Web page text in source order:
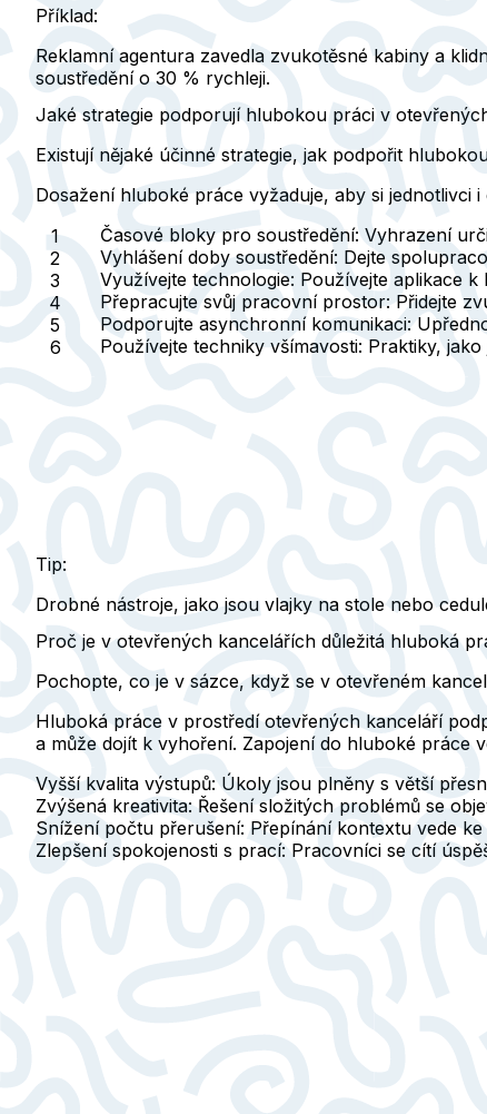
Příklad:
Reklamní agentura zavedla zvukotěsné kabiny a
soustředění o 30 % rychleji.
Jaké strategie podporují hlubokou práci v
Existují nějaké účinné strategie, jak podpořit
Dosažení hluboké práce vyžaduje, aby si jednotlivci
Časové bloky pro soustředění: Vyhrazení
Vyhlášení doby soustředění: Dejte
Využívejte technologie: Používejte aplikace
Přepracujte svůj pracovní prostor: Přidejte
Podporujte asynchronní komunikaci:
Používejte techniky všímavosti: Praktiky,
Tip:
Drobné nástroje, jako jsou vlajky na stole nebo
Proč je v otevřených kancelářích důležitá hluboká
Pochopte, co je v sázce, když se v otevřeném
Hluboká práce v prostředí otevřených kanceláří
a může dojít k vyhoření. Zapojení do hluboké práce
Vyšší kvalita výstupů: Úkoly jsou plněny s větší
Zvýšená kreativita: Řešení složitých problémů se
Snížení počtu přerušení: Přepínání kontextu vede
Zlepšení spokojenosti s prací: Pracovníci se cítí